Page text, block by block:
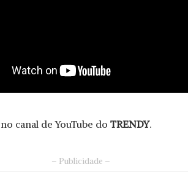
no canal de YouTube do TRENDY.
– Publicidade –